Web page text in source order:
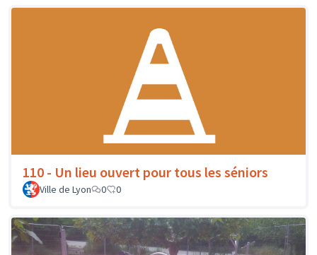
110 - Un lieu ouvert pour tous les séniors
Ville de Lyon 0 0